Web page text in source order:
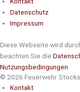
Datenschutz
Impressum
Diese Webseite wird
beachten Sie die
Nutzungsbedingungen
© 2026 Feuerwehr
Kontakt